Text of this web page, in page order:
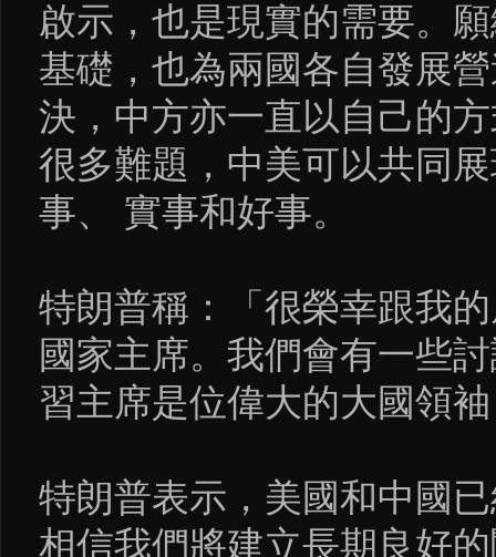
啟示，也是現實的需要。
基礎，也為兩國各自發展
決，中方亦一直以自己的
很多難題，中美可以共同
事、 實事和好事。
特朗普稱：「很榮幸跟我
國家主席。我們會有一些
習主席是位偉大的大國領
特朗普表示，美國和中國
相信我們將建立長期良好